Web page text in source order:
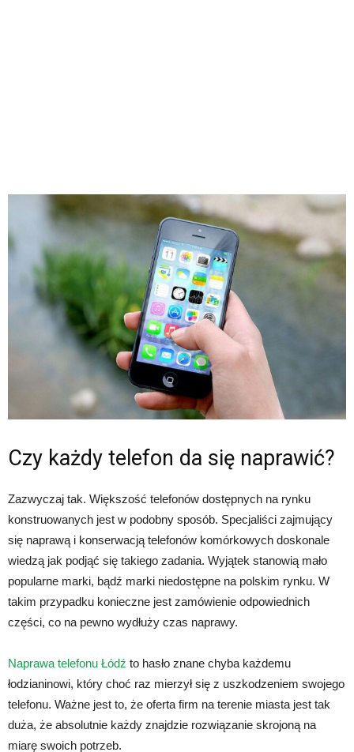
Czy każdy telefon da się naprawić?
Zazwyczaj tak. Większość telefonów dostępnych na rynku
konstruowanych jest w podobny sposób. Specjaliści zajmujący
się naprawą i konserwacją telefonów komórkowych doskonale
wiedzą jak podjąć się takiego zadania. Wyjątek stanowią mało
popularne marki, bądź marki niedostępne na polskim rynku. W
takim przypadku konieczne jest zamówienie odpowiednich
części, co na pewno wydłuży czas naprawy.
Naprawa telefonu Łódź to hasło znane chyba każdemu
łodzianinowi, który choć raz mierzył się z uszkodzeniem swojego
telefonu. Ważne jest to, że oferta firm na terenie miasta jest tak
duża, że absolutnie każdy znajdzie rozwiązanie skrojoną na
miarę swoich potrzeb.